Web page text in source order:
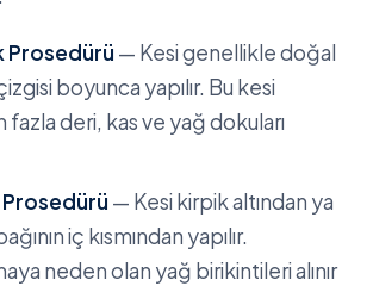
Prosedürü — Kesi genellikle doğal
boyunca yapılır. Bu kesi
fazla deri, kas ve yağ dokuları
— Kesi kirpik altından ya
iç kısmından yapılır.
neden olan yağ birikintileri alınır